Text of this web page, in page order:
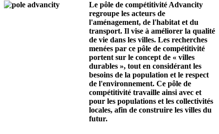
Le pôle de compétitivité Advancity
regroupe les acteurs de
l'aménagement, de l'habitat et du
transport. Il vise à améliorer la qualité
de vie dans les villes. Les recherches
menées par ce pôle de compétitivité
portent sur le concept de « villes
durables », tout en considérant les
besoins de la population et le respect
de l'environnement. Ce pôle de
compétitivité travaille ainsi avec et
pour les populations et les collectivités
locales, afin de construire les villes du
futur.